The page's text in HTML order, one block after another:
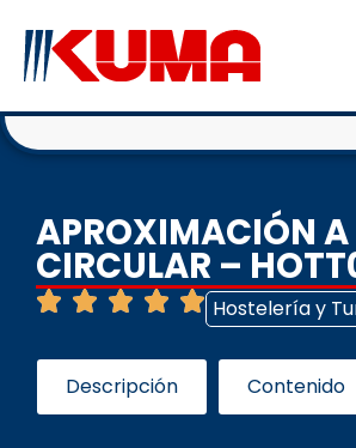
APROXIMACIÓN A
CIRCULAR –
Hostelería y
Descripción Contenido